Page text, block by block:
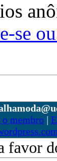
se
o membro|
favor